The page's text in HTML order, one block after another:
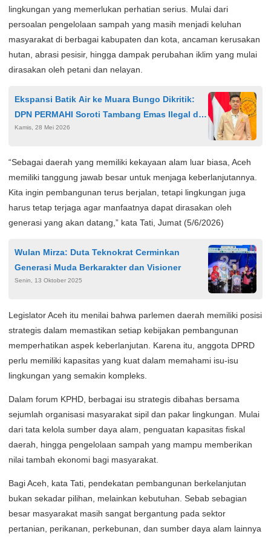
lingkungan yang memerlukan perhatian serius. Mulai dari
persoalan pengelolaan sampah yang masih menjadi keluhan
masyarakat di berbagai kabupaten dan kota, ancaman kerusakan
hutan, abrasi pesisir, hingga dampak perubahan iklim yang mulai
dirasakan oleh petani dan nelayan.
Ekspansi Batik Air ke Muara Bungo Dikritik:
DPN PERMAHI Soroti Tambang Emas Ilegal di
Sekitar Bandara
Kamis, 28 Mei 2026
“Sebagai daerah yang memiliki kekayaan alam luar biasa, Aceh
memiliki tanggung jawab besar untuk menjaga keberlanjutannya.
Kita ingin pembangunan terus berjalan, tetapi lingkungan juga
harus tetap terjaga agar manfaatnya dapat dirasakan oleh
generasi yang akan datang,” kata Tati, Jumat (5/6/2026)
Wulan Mirza: Duta Teknokrat Cerminkan
Generasi Muda Berkarakter dan Visioner
Senin, 13 Oktober 2025
Legislator Aceh itu menilai bahwa parlemen daerah memiliki posisi
strategis dalam memastikan setiap kebijakan pembangunan
memperhatikan aspek keberlanjutan. Karena itu, anggota DPRD
perlu memiliki kapasitas yang kuat dalam memahami isu-isu
lingkungan yang semakin kompleks.
Dalam forum KPHD, berbagai isu strategis dibahas bersama
sejumlah organisasi masyarakat sipil dan pakar lingkungan. Mulai
dari tata kelola sumber daya alam, penguatan kapasitas fiskal
daerah, hingga pengelolaan sampah yang mampu memberikan
nilai tambah ekonomi bagi masyarakat.
Bagi Aceh, kata Tati, pendekatan pembangunan berkelanjutan
bukan sekadar pilihan, melainkan kebutuhan. Sebab sebagian
besar masyarakat masih sangat bergantung pada sektor
pertanian, perikanan, perkebunan, dan sumber daya alam lainnya